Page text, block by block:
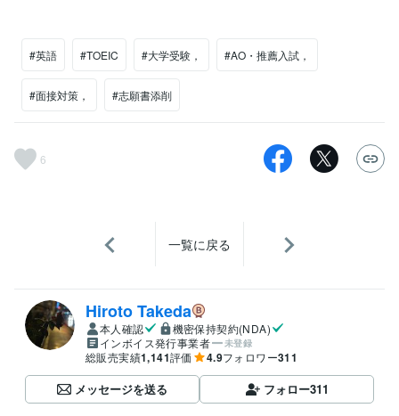
#英語 #TOEIC #大学受験， #AO・推薦入試，
#面接対策， #志願書添削
6
一覧に戻る
Hiroto Takeda
本人確認
機密保持契約(NDA)
インボイス発行事業者
未登録
総販売実績1,141評価 4.9フォロワー311
メッセージを送る フォロー311